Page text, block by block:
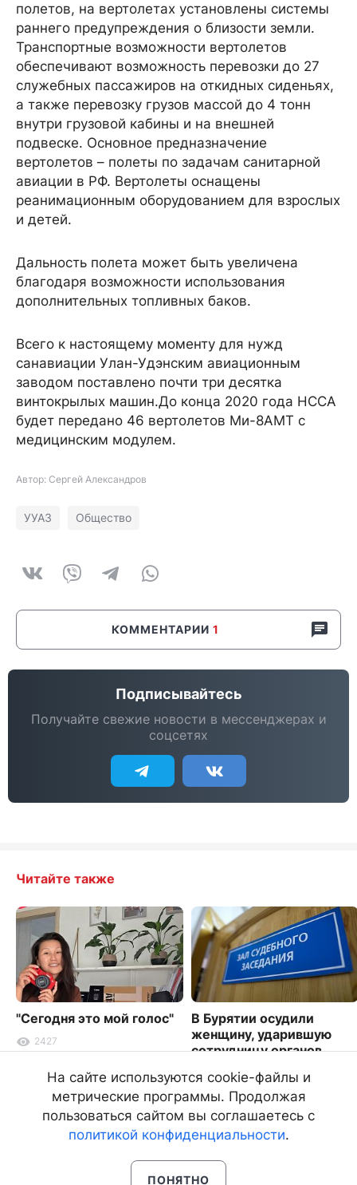
полетов, на вертолетах установлены системы
раннего предупреждения о близости земли.
Транспортные возможности вертолетов
обеспечивают возможность перевозки до 27
служебных пассажиров на откидных сиденьях,
а также перевозку грузов массой до 4 тонн
внутри грузовой кабины и на внешней
подвеске. Основное предназначение
вертолетов – полеты по задачам санитарной
авиации в РФ. Вертолеты оснащены
реанимационным оборудованием для взрослых
и детей.
Дальность полета может быть увеличена
благодаря возможности использования
дополнительных топливных баков.
Всего к настоящему моменту для нужд
санавиации Улан-Удэнским авиационным
заводом поставлено почти три десятка
винтокрылых машин.До конца 2020 года НССА
будет передано 46 вертолетов Ми-8АМТ с
медицинским модулем.
Автор: Сергей Александров
УУАЗ Общество
КОММЕНТАРИИ 1
Подписывайтесь
Получайте свежие новости в мессенджерах и
соцсетях
Читайте также
"Сегодня это мой голос"
2427
В Бурятии осудили
женщину, ударившую
сотрудницу органов
3835
На сайте используются cookie-файлы и
метрические программы. Продолжая
пользоваться сайтом вы соглашаетесь с
политикой конфиденциальности.
ПОНЯТНО